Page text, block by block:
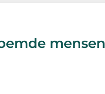
mensen